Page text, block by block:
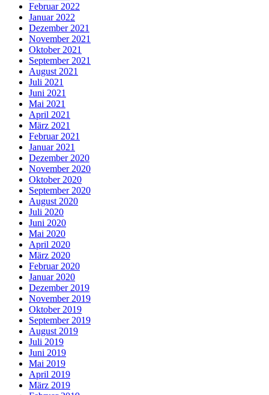
Februar 2022
Januar 2022
Dezember 2021
November 2021
Oktober 2021
September 2021
August 2021
Juli 2021
Juni 2021
Mai 2021
April 2021
März 2021
Februar 2021
Januar 2021
Dezember 2020
November 2020
Oktober 2020
September 2020
August 2020
Juli 2020
Juni 2020
Mai 2020
April 2020
März 2020
Februar 2020
Januar 2020
Dezember 2019
November 2019
Oktober 2019
September 2019
August 2019
Juli 2019
Juni 2019
Mai 2019
April 2019
März 2019